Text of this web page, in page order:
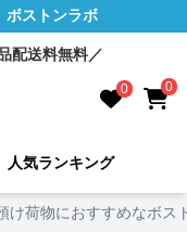
ボストンラボ
配送料無料／
0 0
人気ランキング
け荷物におすすめなボ